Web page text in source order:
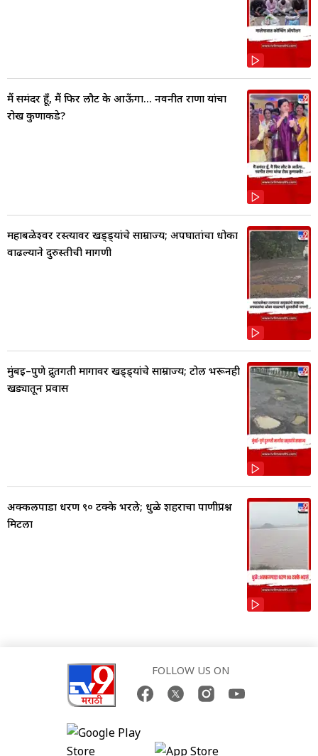
मैं समंदर हूँ, मैं फिर लौट के आऊँगा... नवनीत राणा यांचा
रोख कुणाकडे?
महाबळेश्वर रस्त्यावर खड्ड्यांचे साम्राज्य; अपघातांचा धोका
वाढल्याने दुरुस्तीची मागणी
मुंबई–पुणे द्रुतगती मार्गावर खड्ड्यांचे साम्राज्य; टोल भरूनही
खड्यातून प्रवास
अक्कलपाडा धरण ९० टक्के भरले; धुळे शहराचा पाणीप्रश्न
मिटला
FOLLOW US ON